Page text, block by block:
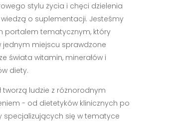
stylu życia i chęci dzielenia
o suplementacji. Jesteśmy
portalem tematycznym, który
jednym miejscu sprawdzone
świata witamin, minerałów i
diety.
tworzą ludzie z różnorodnym
- od dietetyków klinicznych po
specjalizujących się w tematyce